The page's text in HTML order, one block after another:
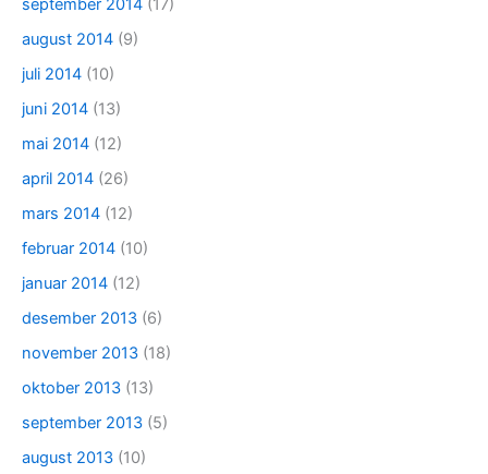
september 2014 (17)
august 2014 (9)
juli 2014 (10)
juni 2014 (13)
mai 2014 (12)
april 2014 (26)
mars 2014 (12)
februar 2014 (10)
januar 2014 (12)
desember 2013 (6)
november 2013 (18)
oktober 2013 (13)
september 2013 (5)
august 2013 (10)